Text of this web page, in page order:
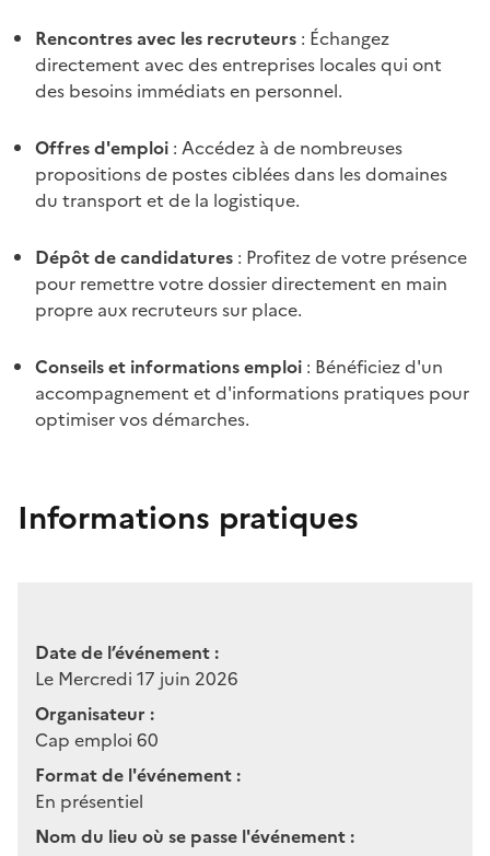
Rencontres avec les recruteurs : Échangez
directement avec des entreprises locales qui ont
des besoins immédiats en personnel.
Offres d'emploi : Accédez à de nombreuses
propositions de postes ciblées dans les domaines
du transport et de la logistique.
Dépôt de candidatures : Profitez de votre présence
pour remettre votre dossier directement en main
propre aux recruteurs sur place.
Conseils et informations emploi : Bénéficiez d'un
accompagnement et d'informations pratiques pour
optimiser vos démarches.
Informations pratiques
Date de l’événement :
Le Mercredi 17 juin 2026
Organisateur :
Cap emploi 60
Format de l'événement :
En présentiel
Nom du lieu où se passe l'événement :